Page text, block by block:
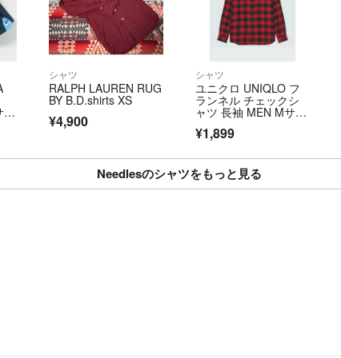
イ
シャツ
RALPH LAUREN RUG
BY B.D.shirts XS
¥4,900
シャツ
ユニクロ UNIQLO フ
ランネル チェックシ
ャツ 長袖 MEN Mサイ
ド 赤 15 RED 綿100%
¥1,899
Needlesのシャツをもっと見る